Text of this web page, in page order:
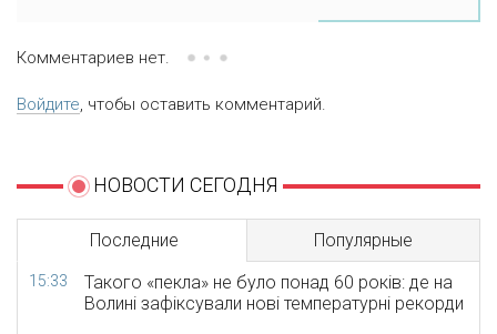
Комментариев нет.
Войдите, чтобы оставить комментарий.
НОВОСТИ СЕГОДНЯ
Последние Популярные
15:33
Такого «пекла» не було понад 60 років: де на
Волині зафіксували нові температурні рекорди